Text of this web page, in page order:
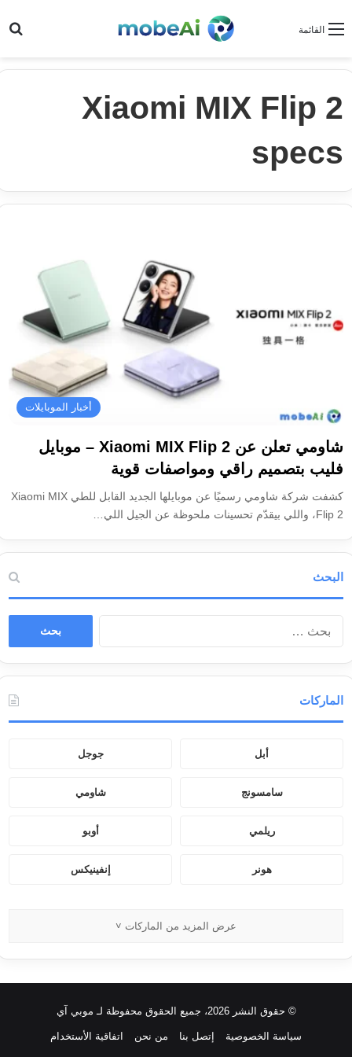
القائمة
Xiaomi MIX Flip 2
specs
أخبار الموبايلات
شاومي تعلن عن Xiaomi MIX Flip 2 – موبايل
فليب بتصميم راقي ومواصفات قوية
كشفت شركة شاومي رسميًا عن موبايلها الجديد القابل للطي Xiaomi MIX
Flip 2، واللي بيقدّم تحسينات ملحوظة عن الجيل اللي…
البحث
ن
الماركات
أبل جوجل
سامسونج شاومي
ريلمي أوبو
هونر إنفينيكس
عرض المزيد من الماركات ˅
© حقوق النشر 2026، جميع الحقوق محفوظة لـ موبي آي
سياسة الخصوصية إتصل بنا من نحن اتفاقية الأستخدام